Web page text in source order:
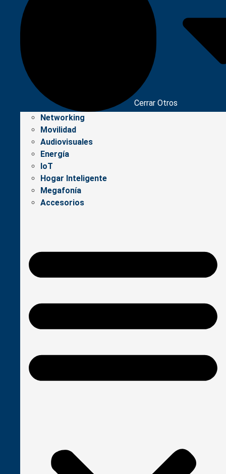
Cerrar Otros
Networking
Movilidad
Audiovisuales
Energía
IoT
Hogar Inteligente
Megafonía
Accesorios